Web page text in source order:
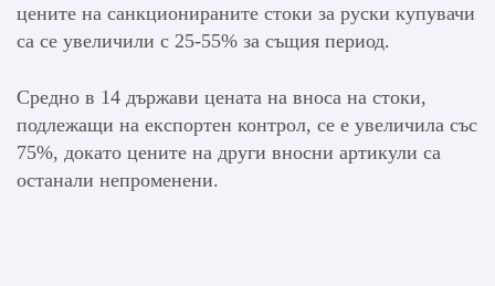
цените на санкционираните стоки за руски купувачи
са се увеличили с 25-55% за същия период.
Средно в 14 държави цената на вноса на стоки,
подлежащи на експортен контрол, се е увеличила със
75%, докато цените на други вносни артикули са
останали непроменени.